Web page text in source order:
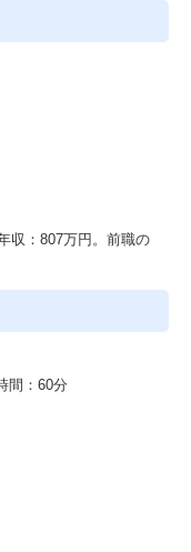
：807万円。前職の
間：60分